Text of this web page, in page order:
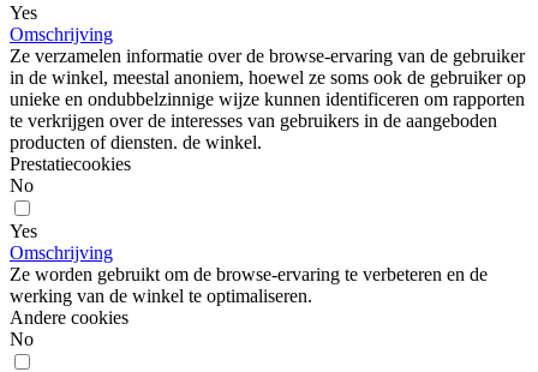
Yes
Omschrijving
Ze verzamelen informatie over de browse-ervaring van de gebruiker
in de winkel, meestal anoniem, hoewel ze soms ook de gebruiker op
unieke en ondubbelzinnige wijze kunnen identificeren om rapporten
te verkrijgen over de interesses van gebruikers in de aangeboden
producten of diensten. de winkel.
Prestatiecookies
No
Yes
Omschrijving
Ze worden gebruikt om de browse-ervaring te verbeteren en de
werking van de winkel te optimaliseren.
Andere cookies
No